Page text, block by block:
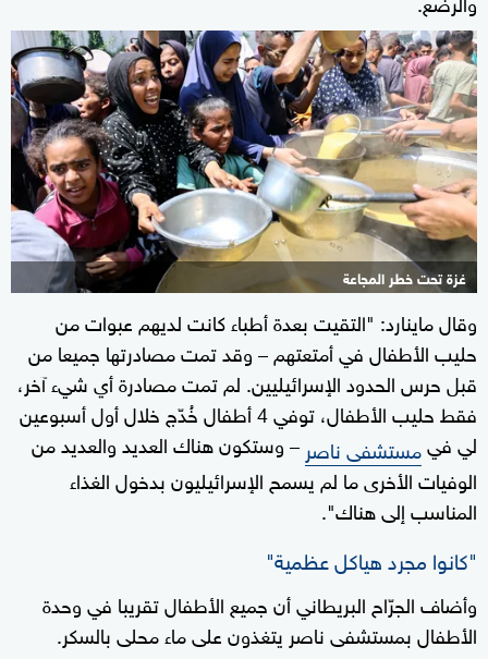
غزة تحت خطر المجاعة
وقال ماينارد: "التقيت بعدة أطباء كانت لديهم عبوات من
حليب الأطفال في أمتعتهم – وقد تمت مصادرتها جميعا من
قبل حرس الحدود الإسرائيليين. لم تمت مصادرة أي شيء آخر،
فقط حليب الأطفال، توفي 4 أطفال خُدّج خلال أول أسبوعين
لي فيمستشفى ناصر – وستكون هناك العديد والعديد من
الوفيات الأخرى ما لم يسمح الإسرائيليون بدخول الغذاء
المناسب إلى هناك".
"كانوا مجرد هياكل عظمية"
وأضاف الجرّاح البريطاني أن جميع الأطفال تقريبا في وحدة
الأطفال بمستشفى ناصر يتغذون على ماء محلى بالسكر.